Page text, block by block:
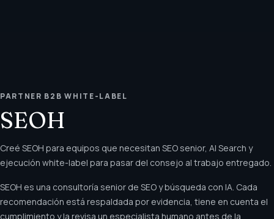
PARTNER B2B WHITE-LABEL
SEOH
Creé SEOH para equipos que necesitan SEO senior, AI Search y
ejecución white-label para pasar del consejo al trabajo entregado.
SEOH es una consultoría senior de SEO y búsqueda con IA. Cada
recomendación está respaldada por evidencia, tiene en cuenta el
cumplimiento y la revisa un especialista humano antes de la